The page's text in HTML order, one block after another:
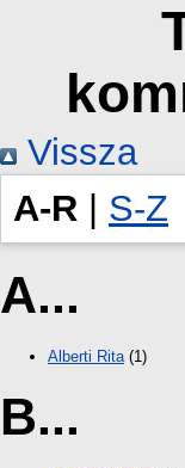
Vissza
A-R
S-Z
A...
Alberti Rita(1)
B...